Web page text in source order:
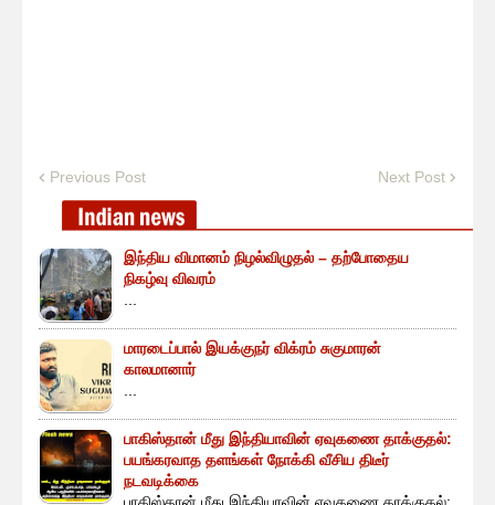
Previous Post Next Post
இந்திய விமானம் நிழல்விழுதல் – தற்போதைய
நிகழ்வு விவரம்
மாரடைப்பால் இயக்குநர் விக்ரம் சுகுமாரன்
காலமானார்
பாகிஸ்தான் மீது இந்தியாவின் ஏவுகணை தாக்குதல்:
பயங்கரவாத தளங்கள் நோக்கி வீசிய திடீர்
நடவடிக்கை
பாகிஸ்தான் மீது இந்தியாவின் ஏவுகணை தாக்குதல்: